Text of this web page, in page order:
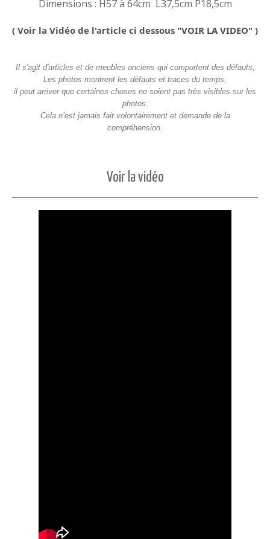
Dimensions : H57 à 64cm L37,5cm P18,5cm
( Voir la Vidéo de l'article ci dessous "VOIR LA VIDEO" )
Il s'agit d'articles et de meubles anciens qui comportent des défauts,
Les photos montrent les défauts et traces du temps,
il peut arriver que certaines choses ne soient pas très visibles sur les
photos.
Cela n’est jamais fait volontairement et demande de la
compréhension.
Voir la vidéo